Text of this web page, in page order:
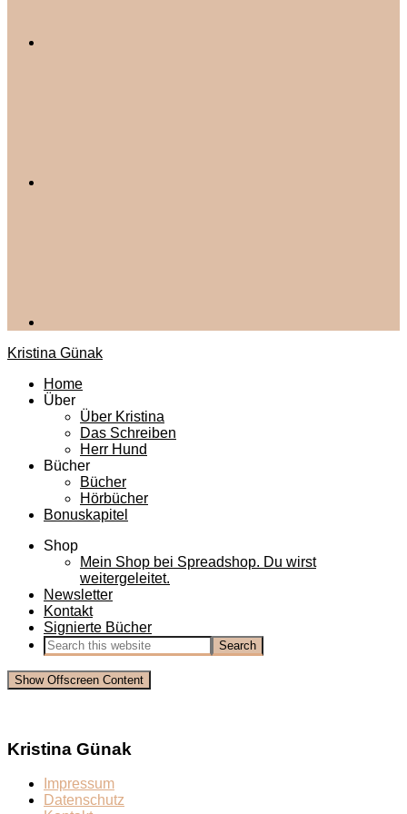
Kristina Günak
Home
Über
Über Kristina
Das Schreiben
Herr Hund
Bücher
Bücher
Hörbücher
Bonuskapitel
Shop
Mein Shop bei Spreadshop. Du wirst
weitergeleitet.
Newsletter
Kontakt
Signierte Bücher
Show Offscreen Content
Kristina Günak
Impressum
Datenschutz